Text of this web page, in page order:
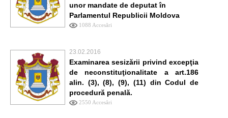
unor mandate de deputat în
Parlamentul Republicii Moldova
1088 Accesări
23.02.2016
Examinarea sesizării privind excepţia
de neconstituţionalitate a art.186
alin. (3), (8), (9), (11) din Codul de
procedură penală.
2550 Accesări